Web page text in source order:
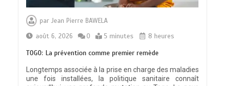
parJean Pierre BAWELA
août 6, 2026
0 5 minutes 8 heures
TOGO: La prévention comme premier remède
Longtemps associée à la prise en charge des maladies
une fois installées, la politique sanitaire connaît